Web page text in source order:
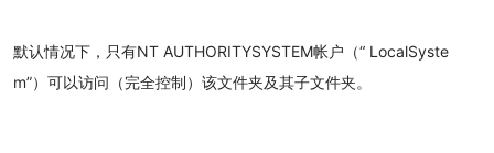
默认情况下，只有NT AUTHORITYSYSTEM帐户（“ LocalSyste
m”）可以访问（完全控制）该文件夹及其子文件夹。